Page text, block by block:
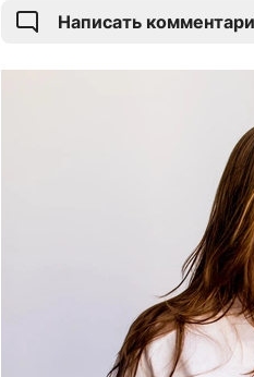
Написать